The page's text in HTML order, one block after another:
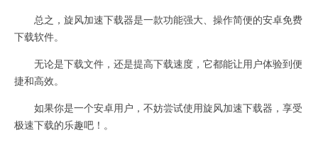
总之，旋风加速下载器是一款功能强大、操作简便的安卓免费
下载软件。
无论是下载文件，还是提高下载速度，它都能让用户体验到便
捷和高效。
如果你是一个安卓用户，不妨尝试使用旋风加速下载器，享受
极速下载的乐趣吧！。